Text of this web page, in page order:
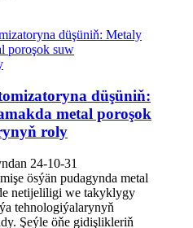
düşüniň:
metal poroşok
roly
24-10-31
ösýän pudagynda metal
netijeliligi we takyklygy
tehnologiýalarynyň
Şeýle öňe gidişlikleriň